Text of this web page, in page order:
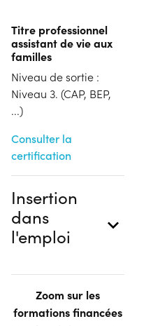
Titre professionnel
assistant de vie aux
familles
Niveau de sortie :
Niveau 3. (CAP, BEP,
...)
Consulter la
certification
Insertion
dans
l'emploi
Zoom sur les
formations financées